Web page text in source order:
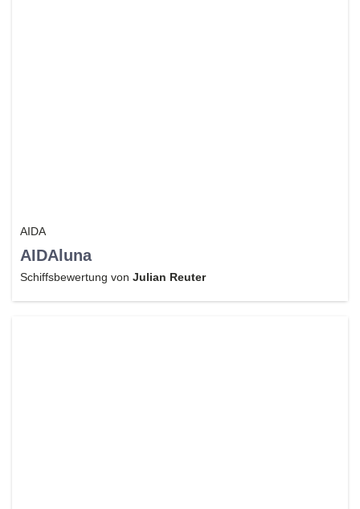
AIDA
AIDAluna
Schiffsbewertung von Julian Reuter